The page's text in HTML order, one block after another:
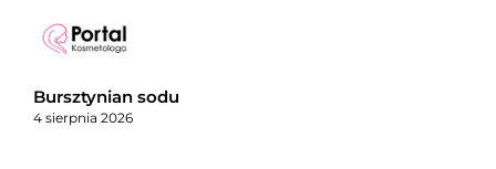
Bursztynian sodu
4 sierpnia 2026